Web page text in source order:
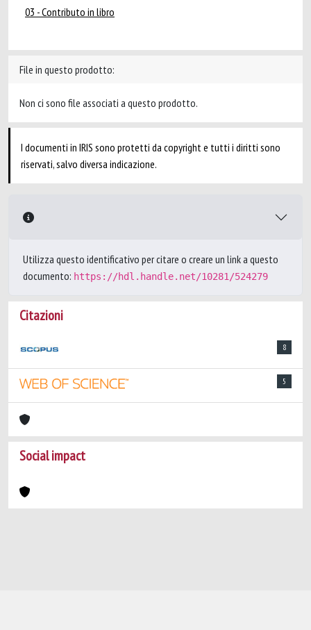
03 - Contributo in libro
File in questo prodotto:
Non ci sono file associati a questo prodotto.
I documenti in IRIS sono protetti da copyright e tutti i diritti sono
riservati, salvo diversa indicazione.
Utilizza questo identificativo per citare o creare un link a questo
documento: https://hdl.handle.net/10281/524279
Citazioni
8
5
Social impact